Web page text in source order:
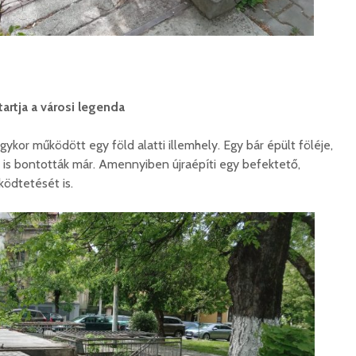
a városi legenda
működött egy föld alatti illemhely. Egy bár épült föléje,
bontották már. Amennyiben újraépíti egy befektető,
is.
rendőrség: hamis
gyorshajtási
bírságokról küldenek
megmutatta: így is
lehet tanévet kezdeni
29 612 megtekintés
Nincs jól a cigányok
által bántalmazott
sofőr
15 254 megtekintés
László